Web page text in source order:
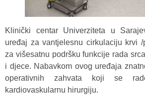
Klinički centar Univerziteta u
uređaj za vantjelesnu cirkulaciju krvi /
za višesatnu podršku funkcije rada
i djece. Nabavkom ovog uređaja
operativnih zahvata koji se
kardiovaskularnu hirurgiju.